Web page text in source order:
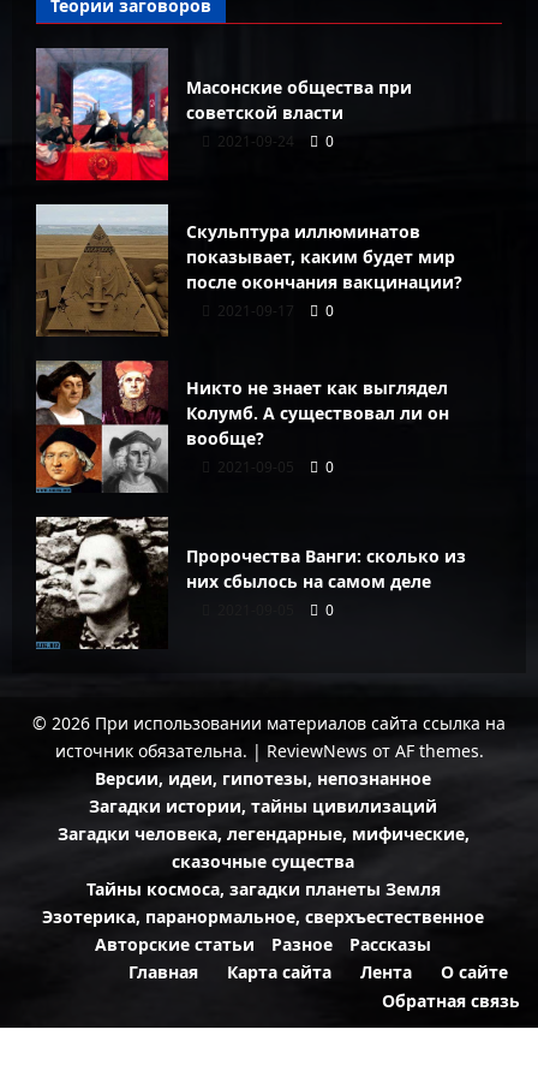
Теории заговоров
Масонские общества при
советской власти
2021-09-24 0
Скульптура иллюминатов
показывает, каким будет мир
после окончания вакцинации?
2021-09-17 0
Никто не знает как выглядел
Колумб. А существовал ли он
вообще?
2021-09-05 0
Пророчества Ванги: сколько из
них сбылось на самом деле
0
© 2026 При использовании материалов сайта ссылка на
источник обязательна. | ReviewNews от AF themes.
Версии, идеи, гипотезы, непознанное
Загадки истории, тайны цивилизаций
Загадки человека, легендарные, мифические,
сказочные существа
Тайны космоса, загадки планеты Земля
Эзотерика, паранормальное, сверхъестественное
Авторские статьи
Разное
Рассказы
Главная
Карта сайта Лента
О сайте
Обратная связь